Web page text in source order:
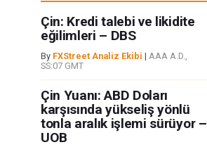
Çin: Kredi talebi ve likidite
eğilimleri – DBS
By FXStreet Analiz Ekibi | AAA A.D.,
SS:07 GMT
Çin Yuanı: ABD Doları
karşısında yükseliş yönlü
tonla aralık işlemi sürüyor –
UOB